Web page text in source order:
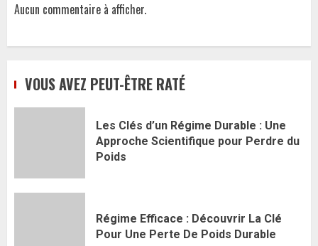
Aucun commentaire à afficher.
VOUS AVEZ PEUT-ÊTRE RATÉ
Les Clés d’un Régime Durable : Une
Approche Scientifique pour Perdre du
Poids
Régime Efficace : Découvrir La Clé
Pour Une Perte De Poids Durable